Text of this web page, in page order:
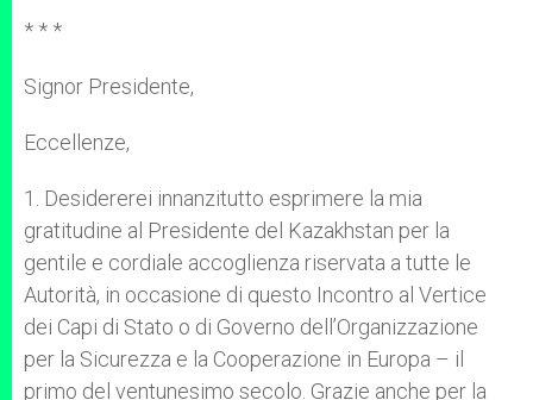
* * *
Signor Presidente,
Eccellenze,
1. Desidererei innanzitutto esprimere la mia
gratitudine al Presidente del Kazakhstan per la
gentile e cordiale accoglienza riservata a tutte le
Autorità, in occasione di questo Incontro al Vertice
dei Capi di Stato o di Governo dell’Organizzazione
per la Sicurezza e la Cooperazione in Europa – il
primo del ventunesimo secolo. Grazie anche per la